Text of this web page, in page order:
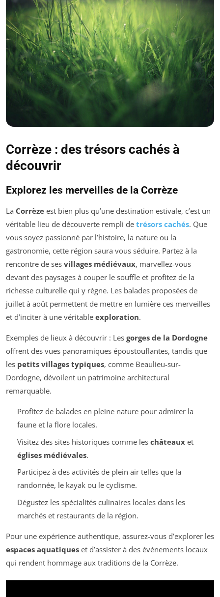
Corrèze : des trésors cachés à
découvrir
Explorez les merveilles de la Corrèze
La Corrèze est bien plus qu’une destination estivale, c’est un
véritable lieu de découverte rempli de trésors cachés. Que
vous soyez passionné par l’histoire, la nature ou la
gastronomie, cette région saura vous séduire. Partez à la
rencontre de ses villages médiévaux, marvellez-vous
devant des paysages à couper le souffle et profitez de la
richesse culturelle qui y règne. Les balades proposées de
juillet à août permettent de mettre en lumière ces merveilles
et d’inciter à une véritable exploration.
Exemples de lieux à découvrir : Les gorges de la Dordogne
offrent des vues panoramiques époustouflantes, tandis que
les petits villages typiques, comme Beaulieu-sur-
Dordogne, dévoilent un patrimoine architectural
remarquable.
Profitez de balades en pleine nature pour admirer la
faune et la flore locales.
Visitez des sites historiques comme les châteauxet
églises médiévales.
Participez à des activités de plein air telles que la
randonnée, le kayak ou le cyclisme.
Dégustez les spécialités culinaires locales dans les
marchés et restaurants de la région.
Pour une expérience authentique, assurez-vous d’explorer les
espaces aquatiques et d’assister à des événements locaux
qui rendent hommage aux traditions de la Corrèze.